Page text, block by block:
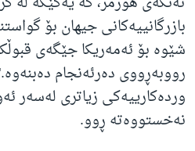
بازرگانییەکانی جیهان بۆ
شێوە بۆ ئەمەریکا جێگەی
رووبەڕووی دەرئەنجام
وردەکارییەکی زیاتری لەسەر
نەخستووەتە ڕوو.